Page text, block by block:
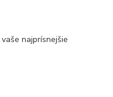
najprísnejšie